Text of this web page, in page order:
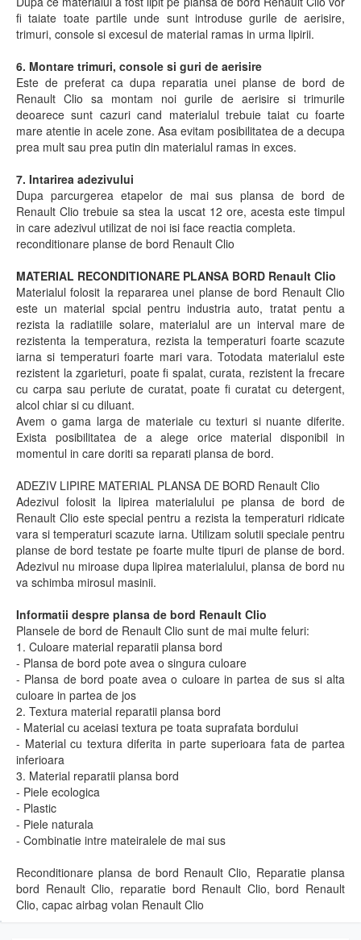
fi taiate toate partile unde sunt introduse gurile de aerisire,
trimuri, console si excesul de material ramas in urma lipirii.
6. Montare trimuri, console si guri de aerisire
Este de preferat ca dupa reparatia unei planse de bord de
Renault Clio sa montam noi gurile de aerisire si trimurile
deoarece sunt cazuri cand materialul trebuie taiat cu foarte
mare atentie in acele zone. Asa evitam posibilitatea de a decupa
prea mult sau prea putin din materialul ramas in exces.
7. Intarirea adezivului
Dupa parcurgerea etapelor de mai sus plansa de bord de
Renault Clio trebuie sa stea la uscat 12 ore, acesta este timpul
in care adezivul utilizat de noi isi face reactia completa.
reconditionare planse de bord Renault Clio
MATERIAL RECONDITIONARE PLANSA BORD Renault Clio
Materialul folosit la repararea unei planse de bord Renault Clio
este un material spcial pentru industria auto, tratat pentu a
rezista la radiatiile solare, materialul are un interval mare de
rezistenta la temperatura, rezista la temperaturi foarte scazute
iarna si temperaturi foarte mari vara. Totodata materialul este
rezistent la zgarieturi, poate fi spalat, curata, rezistent la frecare
cu carpa sau periute de curatat, poate fi curatat cu detergent,
alcol chiar si cu diluant.
Avem o gama larga de materiale cu texturi si nuante diferite.
Exista posibilitatea de a alege orice material disponibil in
momentul in care doriti sa reparati plansa de bord.
ADEZIV LIPIRE MATERIAL PLANSA DE BORD Renault Clio
Adezivul folosit la lipirea materialului pe plansa de bord de
Renault Clio este special pentru a rezista la temperaturi ridicate
vara si temperaturi scazute iarna. Utilizam solutii speciale pentru
planse de bord testate pe foarte multe tipuri de planse de bord.
Adezivul nu miroase dupa lipirea materialului, plansa de bord nu
va schimba mirosul masinii.
Informatii despre plansa de bord Renault Clio
Plansele de bord de Renault Clio sunt de mai multe feluri:
1. Culoare material reparatii plansa bord
- Plansa de bord pote avea o singura culoare
- Plansa de bord poate avea o culoare in partea de sus si alta
culoare in partea de jos
2. Textura material reparatii plansa bord
- Material cu aceiasi textura pe toata suprafata bordului
- Material cu textura diferita in parte superioara fata de partea
inferioara
3. Material reparatii plansa bord
- Piele ecologica
- Plastic
- Piele naturala
- Combinatie intre mateiralele de mai sus
Reconditionare plansa de bord Renault Clio, Reparatie plansa
bord Renault Clio, reparatie bord Renault Clio, bord Renault
Clio, capac airbag volan Renault Clio